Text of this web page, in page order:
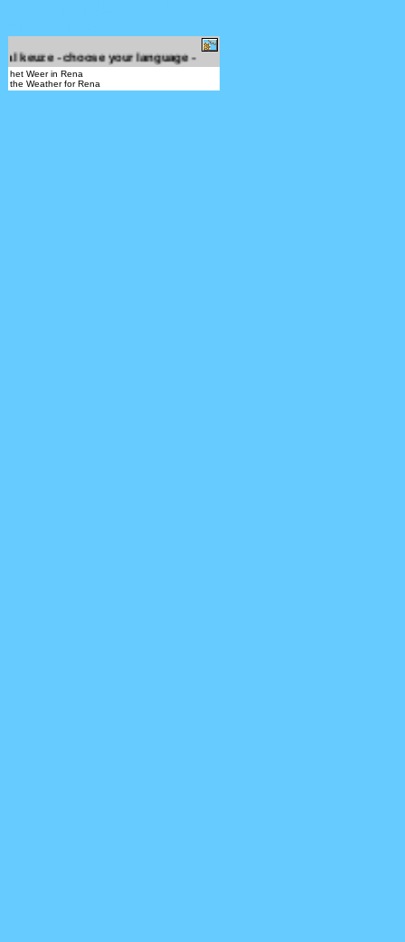
keuze - choose your language -
het Weer in Rena
the Weather for Rena